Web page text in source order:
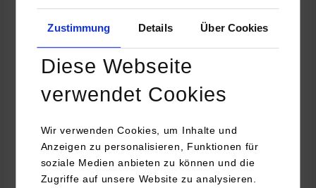
Zustimmung Details Über Cookies
Diese Webseite
verwendet Cookies
Wir verwenden Cookies, um Inhalte und
Anzeigen zu personalisieren, Funktionen für
soziale Medien anbieten zu können und die
Zugriffe auf unsere Website zu analysieren.
verschiedenen Studiengänge.